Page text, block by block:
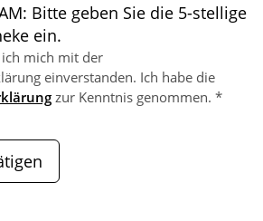
Bitte geben Sie die 5-stellige
ein.
mich mit der
einverstanden. Ich habe die
zur Kenntnis genommen. *